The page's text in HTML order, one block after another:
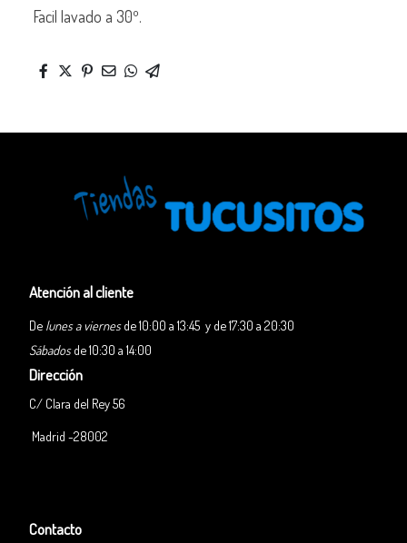
Facil lavado a 30º.
Atención al cliente
De lunes a viernesde 10:00 a 13:45 y de 17:30 a 20:30
Sábadosde 10:30 a 14:00
Dirección
C/ Clara del Rey 56
Madrid -28002
Contacto